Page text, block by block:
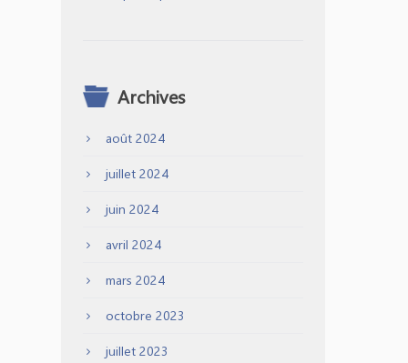
Archives
août 2024
juillet 2024
juin 2024
avril 2024
mars 2024
octobre 2023
juillet 2023